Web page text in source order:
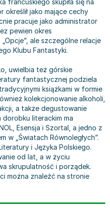
bankowość
listy
i dramaty
i technikum
i technikum
i technikum
zawodowej
zawodowej
zawodowej
do 2 lat
do 2 lat
francuskiego skupiła się na
jako mające cechy
pracuje jako administrator
pewien okres
ale szczególne relacje
Klubu Fantastyki.
uwielbia też górskie
fantastycznej podziela
książkami w formie
kolekcjonowanie alkoholi,
a także degustowanie
literackim ma
Esensja i Szortal, a jedno z
w „Światach Równoległych”.
i Języka Polskiego.
od lat, a w życiu
skrupulatność i porządek.
można znaleźć na stronie